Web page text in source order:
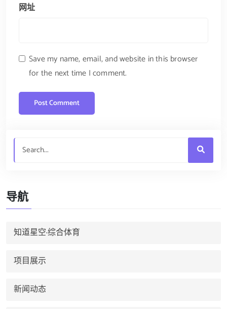
网址
Save my name, email, and website in this browser
for the next time I comment.
导航
知道星空·综合体育
项目展示
新闻动态